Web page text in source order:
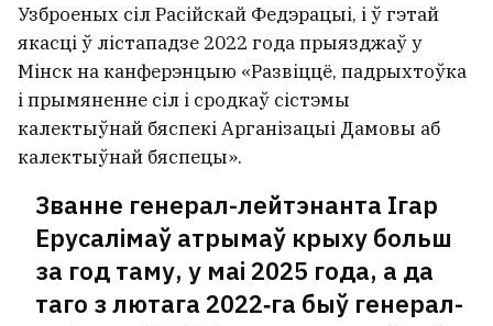
Узброеных сіл Расійскай Федэрацыі, і ў гэтай
якасці ў лістападзе 2022 года прыязджаў у
Мінск на канферэнцыю «Развіццё, падрыхтоўка
і прымяненне сіл і сродкаў сістэмы
калектыўнай бяспекі Арганізацыі Дамовы аб
калектыўнай бяспецы».
Званне генерал-лейтэнанта Ігар
Ерусалімаў атрымаў крыху больш
за год таму, у маі 2025 года, а да
таго з лютага 2022‑га быў генерал-
Беларуска была знойдзена мёртвай у
гатэлі македонскага Охрыда
1
Ракета SpaceX, імаверна, ужо
сутыкнулася з Месяцам
Войскі беспілотных сістэм Расіі
ўзначаліў ураджэнец Слуцка
13